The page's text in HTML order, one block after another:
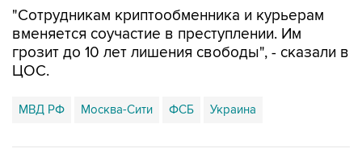
"Сотрудникам криптообменника и курьерам
вменяется соучастие в преступлении. Им
грозит до 10 лет лишения свободы", - сказали в
ЦОС.
МВД РФ Москва-Сити ФСБ Украина